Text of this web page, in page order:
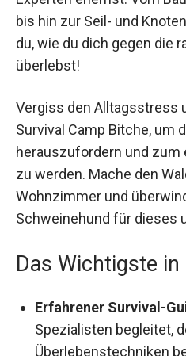
Notunterkünften bis hin
Knotenkunde – hier
gegen die raue Natur
Vergiss den Alltagsstress
Survival Camp Bitche, um
herauszufordern und zum
Helden zu werden. Mache
neuen Wohnzimmer und
inneren Schweinehund für
Das Wichtigste in
Erfahrener Survival-
einem Spezialisten